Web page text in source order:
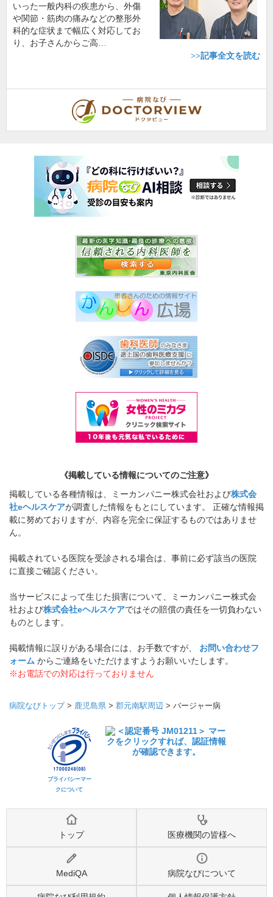
いった一般内科の疾患から、外傷
や関節・筋肉の痛みなどの整形外
科的な症状まで幅広く対応してお
り、お子さんからご高…
>>記事全文を読む
《掲載している情報についてのご注意》
掲載している各種情報は、ミーカンパニー株式会社および株式会
社eヘルスケアが調査した情報をもとにしています。 正確な情報掲
載に努めておりますが、内容を完全に保証するものではありませ
ん。
掲載されている医院を受診される場合は、事前に必ず該当の医院
に直接ご確認ください。
当サービスによって生じた損害について、ミーカンパニー株式会
社および株式会社eヘルスケアではその賠償の責任を一切負わない
ものとします。
掲載情報に誤りがある場合には、お手数ですが、 お問い合わせフ
ォーム からご連絡をいただけますようお願いいたします。
※お電話での対応は行っておりません
病院なびトップ> 鹿児島県 > 郡元南駅周辺 > バージャー病
プライバシーマー
クについて
トップ 医療機関の皆様へ
MediQA 病院なびについて